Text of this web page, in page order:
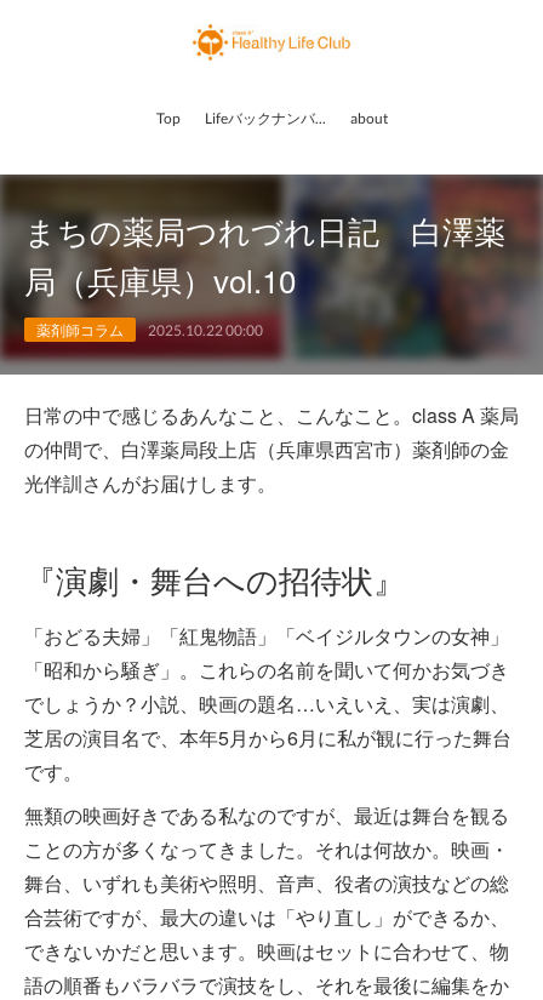
Top Lifeバックナンバー about
まちの薬局つれづれ日記 白澤薬
局（兵庫県）vol.10
薬剤師コラム 2025.10.22 00:00
日常の中で感じるあんなこと、こんなこと。class A 薬局
の仲間で、白澤薬局段上店（兵庫県西宮市）薬剤師の金
光伴訓さんがお届けします。
『演劇・舞台への招待状』
「おどる夫婦」「紅鬼物語」「ベイジルタウンの女神」
「昭和から騒ぎ」。これらの名前を聞いて何かお気づき
でしょうか？小説、映画の題名…いえいえ、実は演劇、
芝居の演目名で、本年5月から6月に私が観に行った舞台
です。
無類の映画好きである私なのですが、最近は舞台を観る
ことの方が多くなってきました。それは何故か。映画・
舞台、いずれも美術や照明、音声、役者の演技などの総
合芸術ですが、最大の違いは「やり直し」ができるか、
できないかだと思います。映画はセットに合わせて、物
語の順番もバラバラで演技をし、それを最後に編集をか